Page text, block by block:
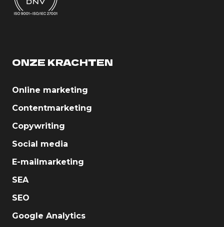
ONZE KRACHTEN
Online marketing
Contentmarketing
Copywriting
Social media
E-mailmarketing
SEA
SEO
Google Analytics